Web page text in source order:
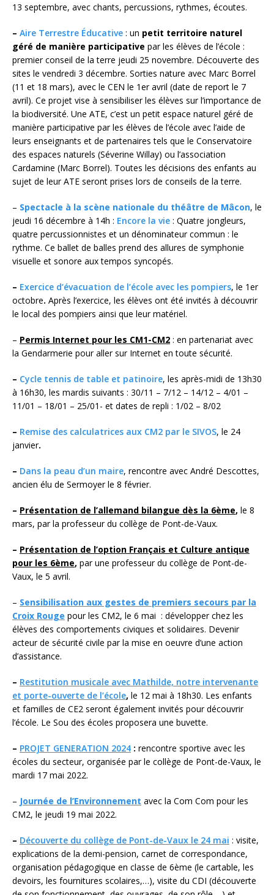
13 septembre, avec chants, percussions, rythmes, écoutes.
– Aire Terrestre Éducative : un petit territoire naturel
géré de manière participative par les élèves de l’école :
premier conseil de la terre jeudi 25 novembre. Découverte des
sites le vendredi 3 décembre. Sorties nature avec Marc Borrel
(11 et 18 mars), avec le CEN le 1er avril (date de report le 7
avril). Ce projet vise à sensibiliser les élèves sur l’importance de
la biodiversité. Une ATE, c’est un petit espace naturel géré de
manière participative par les élèves de l’école avec l’aide de
leurs enseignants et de partenaires tels que le Conservatoire
des espaces naturels (Séverine Willay) ou l’association
Cardamine (Marc Borrel). Toutes les décisions des enfants au
sujet de leur ATE seront prises lors de conseils de la terre.
– Spectacle à la scène nationale du théâtre de Mâcon, le
jeudi 16 décembre à 14h : Encore la vie : Quatre jongleurs,
quatre percussionnistes et un dénominateur commun : le
rythme. Ce ballet de balles prend des allures de symphonie
visuelle et sonore aux tempos syncopés.
– Exercice d’évacuation de l’école avec les pompiers, le 1er
octobre. Après l’exercice, les élèves ont été invités à découvrir
le local des pompiers ainsi que leur matériel.
– Permis Internet pour les CM1-CM2 : en partenariat avec
la Gendarmerie pour aller sur Internet en toute sécurité.
– Cycle tennis de table et patinoire, les après-midi de 13h30
à 16h30, les mardis suivants : 30/11 – 7/12 – 14/12 – 4/01 –
11/01 – 18/01 – 25/01- et dates de repli : 1/02 – 8/02
– Remise des calculatrices aux CM2 par le SIVOS, le 24
janvier.
– Dans la peau d’un maire, rencontre avec André Descottes,
ancien élu de Sermoyer le 8 février.
– Présentation de l’allemand bilangue dès la 6ème, le 8
mars, par la professeur du collège de Pont-de-Vaux.
– Présentation de l’option Français et Culture antique
pour les 6ème, par une professeur du collège de Pont-de-
Vaux, le 5 avril.
– Sensibilisation aux gestes de premiers secours par la
Croix Rouge pour les CM2, le 6 mai : développer chez les
élèves des comportements civiques et solidaires. Devenir
acteur de sécurité civile par la mise en oeuvre d’une action
d’assistance.
– Restitution musicale avec Mathilde, notre intervenante
et porte-ouverte de l’école, le 12 mai à 18h30. Les enfants
et familles de CE2 seront également invités pour découvrir
l’école. Le Sou des écoles proposera une buvette.
– PROJET GENERATION 2024 : rencontre sportive avec les
écoles du secteur, organisée par le collège de Pont-de-Vaux, le
mardi 17 mai 2022.
– Journée de l’Environnement avec la Com Com pour les
CM2, le jeudi 19 mai 2022.
– Découverte du collège de Pont-de-Vaux le 24 mai : visite,
explications de la demi-pension, carnet de correspondance,
organisation pédagogique en classe de 6ème (le cartable, les
devoirs, les fournitures scolaires,…), visite du CDI (découverte